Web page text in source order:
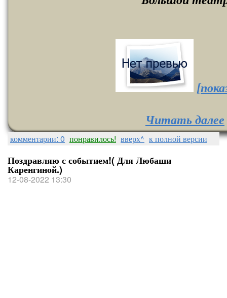
Читать далее
комментарии: 0 понравилось! вверх^ к полной версии
Поздравляю с событием!( Для Любаши
Каренгиной.)
12-08-2022 13:30